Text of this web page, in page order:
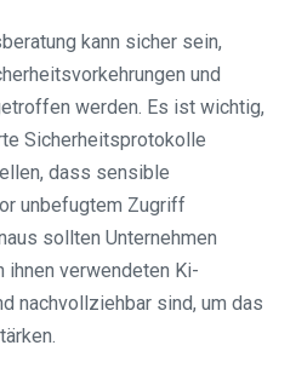
kann sicher sein,
und
werden. Es ist wichtig,
Sicherheitsprotokolle
dass sensible
unbefugtem Zugriff
sollten Unternehmen
verwendeten Ki-
nachvollziehbar sind, um das